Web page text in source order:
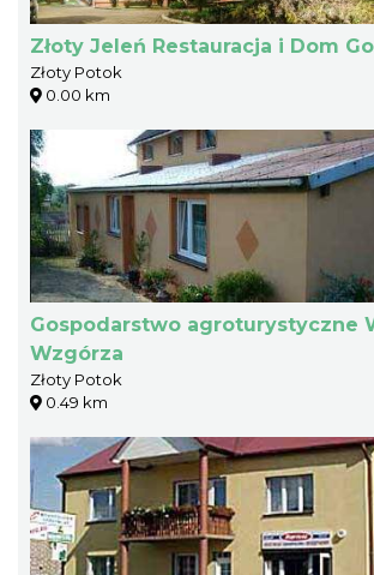
Złoty Jeleń Restauracja i Dom
Złoty Potok
0.00 km
Gospodarstwo agroturystyczne
Wzgórza
Złoty Potok
0.49 km